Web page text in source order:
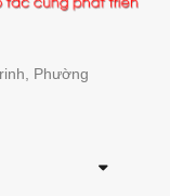
Phường